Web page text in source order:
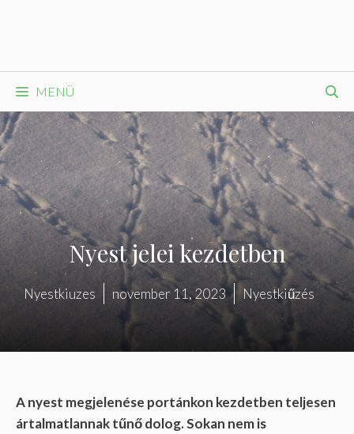
MENÜ
Nyest jelei kezdetben
Nyestkiuzes november 11, 2023 Nyestkiűzés
A nyest megjelenése portánkon kezdetben teljesen
ártalmatlannak tűnő dolog. Sokan nem is